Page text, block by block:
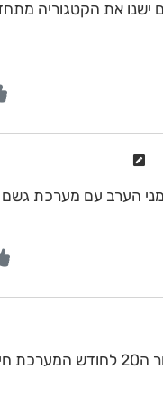
ישנו את הקטגוריה
הערב עם מערכת גשם באזור
ונושמת